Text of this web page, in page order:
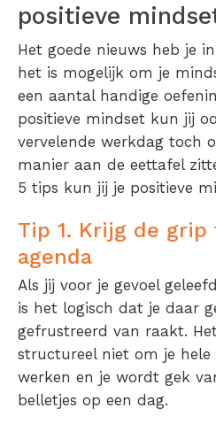
positieve
Het goede nieuws heb je
het is mogelijk om je
een aantal handige
positieve mindset kun jij
vervelende werkdag toch
manier aan de eettafel
5 tips kun jij je positieve
Tip 1. Krijg de
agenda
Als jij voor je gevoel
is het logisch dat je daar
gefrustreerd van raakt.
structureel niet om je
werken en je wordt gek
belletjes op een dag.